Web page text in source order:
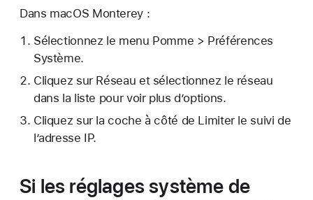
Dans macOS Monterey :
Sélectionnez le menu Pomme > Préférences
Système.
Cliquez sur Réseau et sélectionnez le réseau
dans la liste pour voir plus d’options.
Cliquez sur la coche à côté de Limiter le suivi de
l’adresse IP.
Si les réglages système de